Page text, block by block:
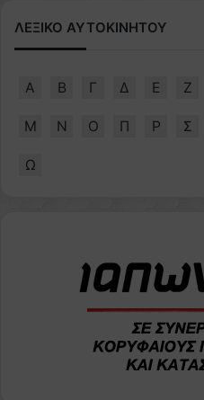
ΛΕΞΙΚΟ ΑΥΤΟΚΙΝΗΤΟΥ
Α Β Γ Δ Ε Ζ
Μ Ν Ο Π Ρ Σ
Ω